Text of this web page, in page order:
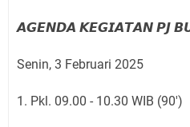
𝘼𝙂𝙀𝙉𝘿𝘼 𝙆𝙀𝙂𝙄𝘼𝙏𝘼𝙉 𝙋𝙅
Senin, 3 Februari 2025
1. Pkl. 09.00 - 10.30 WIB (90')